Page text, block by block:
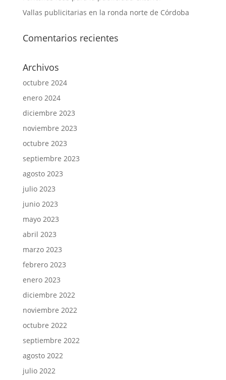
Vallas publicitarias en la ronda norte de Córdoba
Comentarios recientes
Archivos
octubre 2024
enero 2024
diciembre 2023
noviembre 2023
octubre 2023
septiembre 2023
agosto 2023
julio 2023
junio 2023
mayo 2023
abril 2023
marzo 2023
febrero 2023
enero 2023
diciembre 2022
noviembre 2022
octubre 2022
septiembre 2022
agosto 2022
julio 2022